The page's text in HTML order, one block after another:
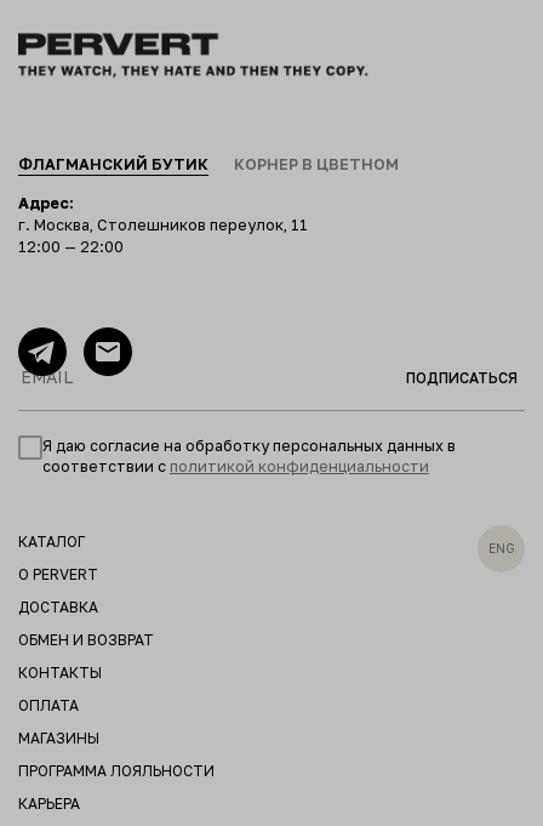
ФЛАГМАНСКИЙ БУТИК КОРНЕР В ЦВЕТНОМ
Адрес:
г. Москва, Столешников переулок, 11
12:00 — 22:00
ENG
КАТАЛОГ
О PERVERT
ДОСТАВКА
ОБМЕН И ВОЗВРАТ
КОНТАКТЫ
ОПЛАТА
МАГАЗИНЫ
ПРОГРАММА ЛОЯЛЬНОСТИ
КАРЬЕРА
ПОДПИСАТЬСЯ
Я даю согласие на обработку персональных данных в
соответствии с политикой конфиденциальности